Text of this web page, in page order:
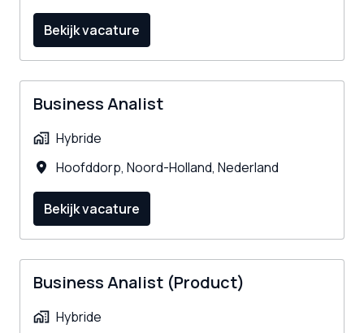
Bekijk vacature
Business Analist
Hybride
Hoofddorp, Noord-Holland, Nederland
Bekijk vacature
Business Analist (Product)
Hybride